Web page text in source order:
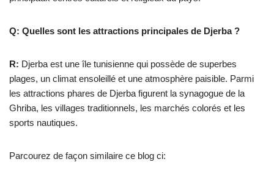
Q: Quelles sont les attractions principales de Djerba ?
R: Djerba est une île tunisienne qui possède de superbes
plages, un climat ensoleillé et une atmosphère paisible. Parmi
les attractions phares de Djerba figurent la synagogue de la
Ghriba, les villages traditionnels, les marchés colorés et les
sports nautiques.
Parcourez de façon similaire ce blog ci: